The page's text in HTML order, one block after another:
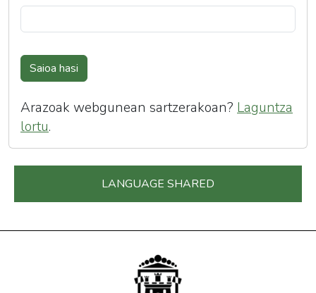
Saioa hasi
Arazoak webgunean sartzerakoan? Laguntza
lortu.
LANGUAGE SHARED